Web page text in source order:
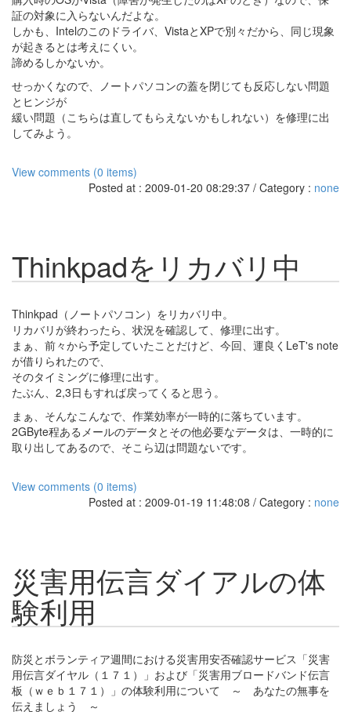
証の対象に入らないんだよな。
しかも、Intelのこのドライバ、VistaとXPで別々だから、同じ現象
が起きるとは考えにくい。
諦めるしかないか。
せっかくなので、ノートパソコンの蓋を閉じても反応しない問題
とヒンジが
緩い問題（こちらは直してもらえないかもしれない）を修理に出
してみよう。
View comments (0 items)
Posted at : 2009-01-20 08:29:37 / Category : none
Thinkpadをリカバリ中
Thinkpad（ノートパソコン）をリカバリ中。
リカバリが終わったら、状況を確認して、修理に出す。
まぁ、前々から予定していたことだけど、今回、運良くLeT's note
が借りられたので、
そのタイミングに修理に出す。
たぶん、2,3日もすれば戻ってくると思う。
まぁ、そんなこんなで、作業効率が一時的に落ちています。
2GByte程あるメールのデータとその他必要なデータは、一時的に
取り出してあるので、そこら辺は問題ないです。
View comments (0 items)
Posted at : 2009-01-19 11:48:08 / Category : none
災害用伝言ダイアルの体
験利用
防災とボランティア週間における災害用安否確認サービス「災害
用伝言ダイヤル（１７１）」および「災害用ブロードバンド伝言
板（ｗｅｂ１７１）」の体験利用について ～ あなたの無事を
伝えましょう ～